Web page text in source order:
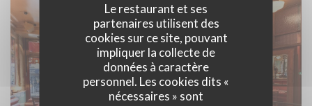
Le restaurant et ses
partenaires utilisent des
cookies sur ce site, pouvant
impliquer la collecte de
données à caractère
personnel. Les cookies dits «
nécessaires » sont